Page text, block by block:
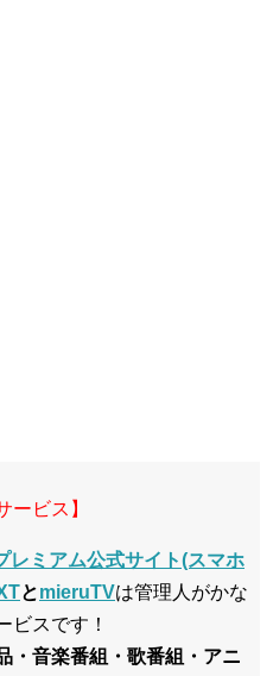
ービス】
レミアム公式サイト(スマホ
とmieruTVは管理人がかな
ビスです！
・音楽番組・歌番組・アニ